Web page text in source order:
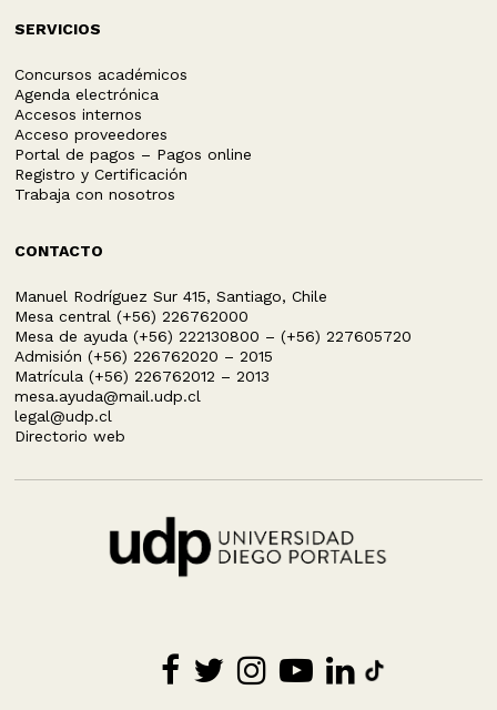
SERVICIOS
Concursos académicos
Agenda electrónica
Accesos internos
Acceso proveedores
Portal de pagos – Pagos online
Registro y Certificación
Trabaja con nosotros
CONTACTO
Manuel Rodríguez Sur 415, Santiago, Chile
Mesa central (+56) 226762000
Mesa de ayuda (+56) 222130800 – (+56) 227605720
Admisión (+56) 226762020 – 2015
Matrícula (+56) 226762012 – 2013
mesa.ayuda@mail.udp.cl
legal@udp.cl
Directorio web